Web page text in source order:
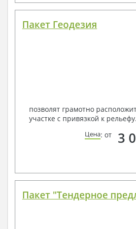
Пакет Геодезия
позволят грамотно
участке с привязкой к рельефу.
Цена: от 3
Пакет "Тендерное